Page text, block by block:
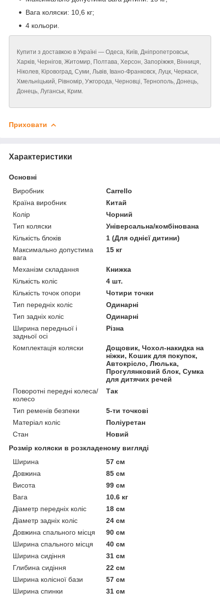
Вага коляски: 10,6 кг;
4 кольори.
Купити з доставкою в Україні — Одеса, Київ, Дніпропетровськ,
Харків, Чернігов, Житомир, Полтава, Херсон, Запоріжжя, Вінниця,
Ніколев, Кіровоград, Суми, Львів, Івано-Франковск, Луцк, Черкаси,
Хмельніцький, Рівномір, Ужгорода, Черновці, Тернополь, Донець,
Донець, Луганськ, Крим.
Приховати
Характеристики
Основні
Виробник
Carrello
Країна виробник
Китай
Колір
Чорний
Тип коляски
Універсальна/комбінована
Кількість блоків
1 (Для однієї дитини)
Максимально допустима
вага
15 кг
Механізм складання
Книжка
Кількість коліс
4 шт.
Кількість точок опори
Чотири точки
Тип передніх коліс
Одинарні
Тип задніх коліс
Одинарні
Ширина передньої і
задньої осі
Різна
Комплектація коляски
Дощовик, Чохол-накидка на
ніжки, Кошик для покупок,
Автокрісло, Люлька,
Прогулянковий блок, Сумка
для дитячих речей
Поворотні передні колеса/
колесо
Так
Тип ременів безпеки
5-ти точкові
Матеріал коліс
Поліуретан
Стан
Новий
Розмір коляски в розкладеному вигляді
Ширина
57 см
Довжина
85 см
Висота
99 см
Вага
10.6 кг
Діаметр передніх коліс
18 см
Діаметр задніх коліс
24 см
Довжина спального місця
90 см
Ширина спального місця
40 см
Ширина сидіння
31 см
Глибина сидіння
22 см
Ширина колісної бази
57 см
Ширина спинки
31 см